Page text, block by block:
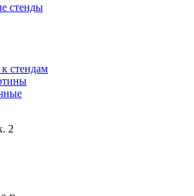
стенды
стендам
2